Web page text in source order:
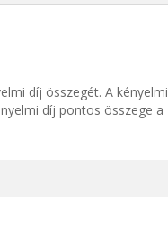
díj összegét. A kényelmi
díj pontos összege a